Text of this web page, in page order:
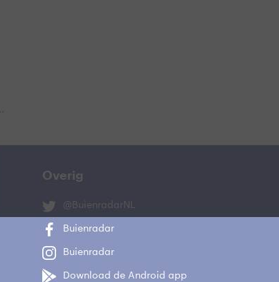
Overig
@BuienradarNL
Buienradar
Buienradar
Download de Android app